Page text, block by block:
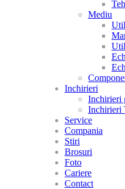
Mediu
Inchirieri
Inchirieri
Inchirieri
Service
Compania
Stiri
Brosuri
Foto
Cariere
Contact